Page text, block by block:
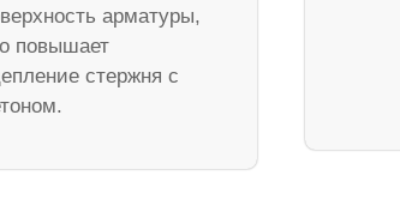
арматуры,
повышает
стержня с